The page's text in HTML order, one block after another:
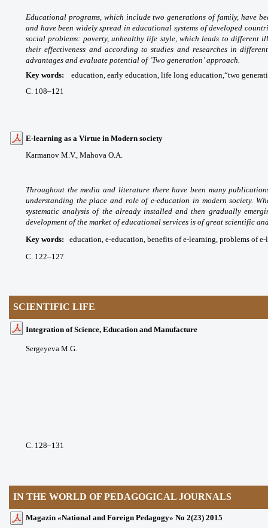
Educational programs, which include two generations of family, have
and have been widely spread in educational systems of developed
social problems: poverty, unhealthy life style, which leads to different
their effectiveness and according to studies and researches in
advantages and evaluate potential of ‘Two generation’ approach.
Key words: education, early education, life long education,“two
С. 108–121
E-learning as a Virtue in Modern society
Karmanov M.V., Mahova O.A.
Throughout the media and literature there have been many
understanding the place and role of e-education in modern society.
systematic analysis of the already installed and then gradually
development of the market of educational services is of great scientific
Key words: education, e-education, benefits of e-learning, problems of
С. 122–127
SCIENTIFIC LIFE
Integration of Science, Education and Manufacture
Sergeyeva M.G.
С. 128–131
IN THE WORLD OF PEDAGOGICAL JOURNALS
Magazin «National and Foreign Pedagogy» No 2(23) 2015